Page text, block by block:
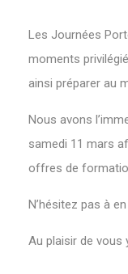
Les Journées
moments
ainsi préparer au
Nous avons
samedi 11 mars
offres de
N’hésitez pas à
Au plaisir de vous